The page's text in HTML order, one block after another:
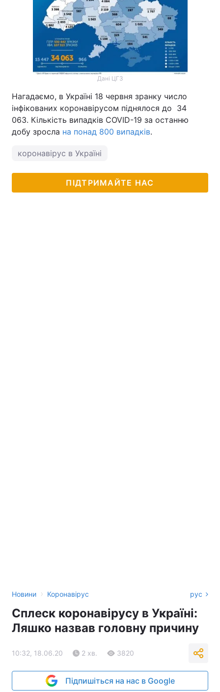
Дані ЦГЗ
Нагадаємо, в Україні 18 червня зранку число
інфікованих коронавірусом піднялося до 34
063. Кількість випадків COVID-19 за останню
добу зросла на понад 800 випадків.
коронавірус в Україні
ПІДТРИМАЙТЕ НАС
Новини › Коронавірус рус
Сплеск коронавірусу в Україні:
Ляшко назвав головну причину
10:32, 18.06.20 2 хв. 3820
Підпишіться на нас в Google